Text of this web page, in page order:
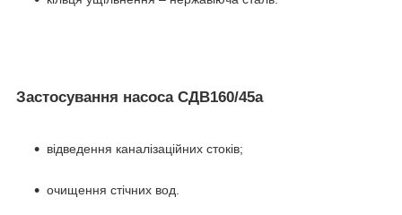
Застосування насоса СДВ160/45а
відведення каналізаційних стоків;
очищення стічних вод.